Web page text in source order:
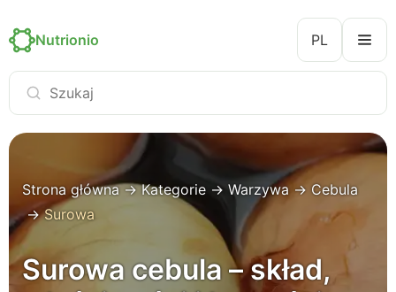
Nutrionio PL
Strona główna→Kategorie → Warzywa → Cebula
→Surowa
Surowa cebula – skład,